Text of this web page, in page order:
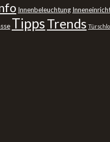
Innenbeleuchtung
TippsTrends